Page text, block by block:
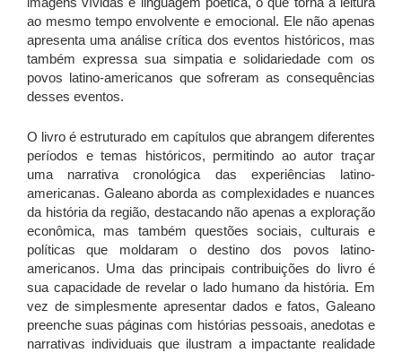
ao mesmo tempo envolvente e emocional. Ele não apenas
apresenta uma análise crítica dos eventos históricos, mas
também expressa sua simpatia e solidariedade com os
povos latino-americanos que sofreram as consequências
desses eventos.
O livro é estruturado em capítulos que abrangem diferentes
períodos e temas históricos, permitindo ao autor traçar
uma narrativa cronológica das experiências latino-
americanas. Galeano aborda as complexidades e nuances
da história da região, destacando não apenas a exploração
econômica, mas também questões sociais, culturais e
políticas que moldaram o destino dos povos latino-
americanos. Uma das principais contribuições do livro é
sua capacidade de revelar o lado humano da história. Em
vez de simplesmente apresentar dados e fatos, Galeano
preenche suas páginas com histórias pessoais, anedotas e
narrativas individuais que ilustram a impactante realidade